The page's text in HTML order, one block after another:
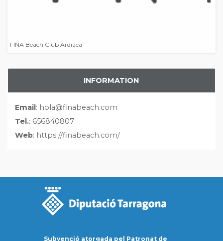
FINA Beach Club Ardiaca
INFORMATION
Email: hola@finabeach.com
Tel.: 656840807
Web: https://finabeach.com/
Subvenció atorgada pel Patronat de